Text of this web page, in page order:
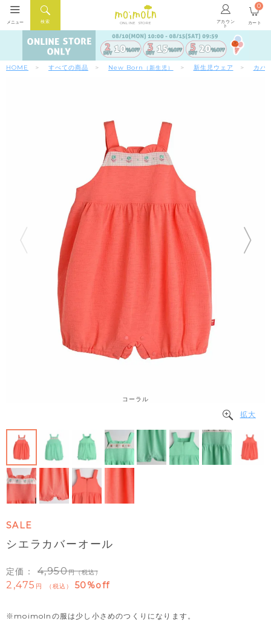
ONLINE STORE アカウン
ト
検索
メニュー カート
0
HOME すべての商品 New Born （新生児） 新生児ウェア カバ
コーラル
拡大
SALE
シエラカバーオール
定価： 4,950 （税込）
2,475 税込 50%off
※moimolnの服は少し小さめのつくりになります。